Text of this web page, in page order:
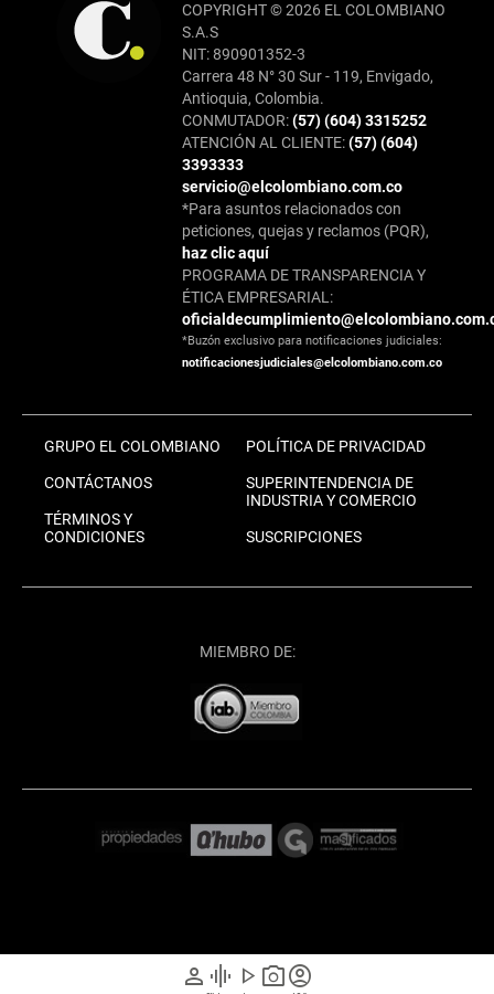
person graphic_eq play_arrow photo_cameraaccount_circle
COPYRIGHT © 2026 EL COLOMBIANO
S.A.S
NIT: 890901352-3
Carrera 48 N° 30 Sur - 119, Envigado,
Antioquia, Colombia.
CONMUTADOR:(57) (604) 3315252
ATENCIÓN AL CLIENTE:(57) (604)
3393333
servicio@elcolombiano.com.co
*Para asuntos relacionados con
peticiones, quejas y reclamos (PQR),
haz clic aquí
PROGRAMA DE TRANSPARENCIA Y
ÉTICA EMPRESARIAL:
*Buzón exclusivo para notificaciones judiciales:
notificacionesjudiciales@elcolombiano.com.co
GRUPO EL COLOMBIANO
CONTÁCTANOS
TÉRMINOS Y
CONDICIONES
POLÍTICA DE PRIVACIDAD
SUPERINTENDENCIA DE
INDUSTRIA Y COMERCIO
SUSCRIPCIONES
MIEMBRO DE: